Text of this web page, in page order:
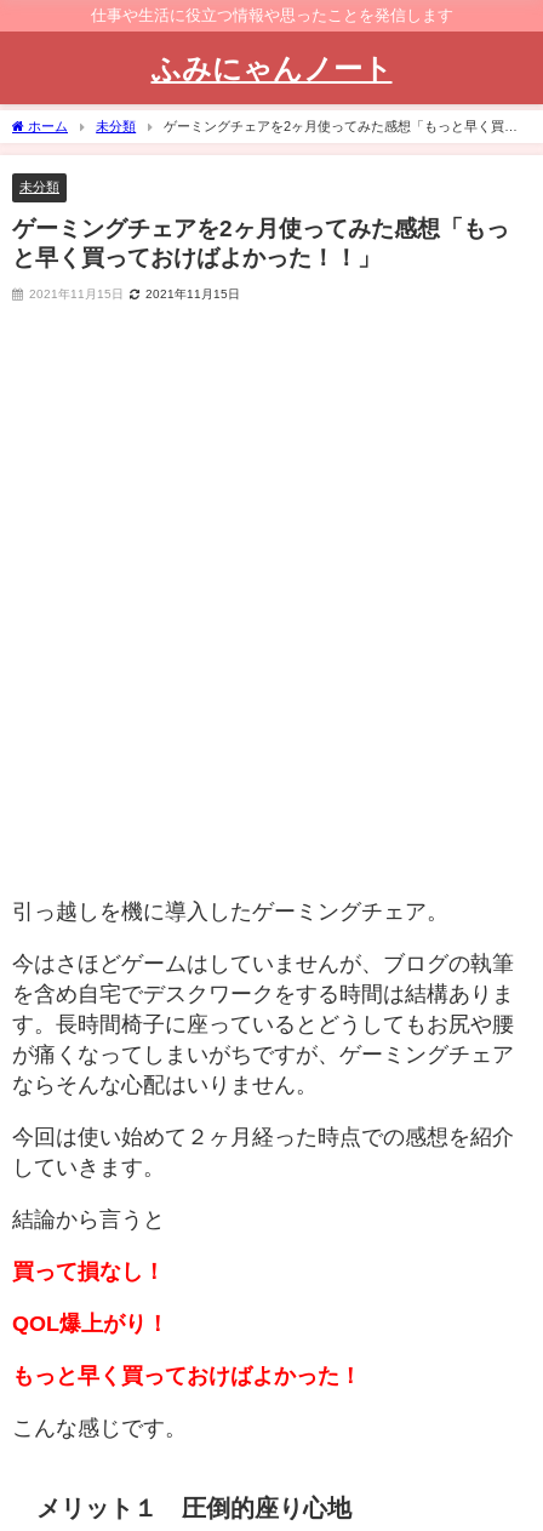
仕事や生活に役立つ情報や思ったことを発信します
ふみにゃんノート
ホーム 未分類
ゲーミングチェアを2ヶ月使ってみた感想「もっと早く買っ
ておけばよかった！！」
未分類
ゲーミングチェアを2ヶ月使ってみた感想「もっ
と早く買っておけばよかった！！」
2021年11月15日 2021年11月15日
引っ越しを機に導入したゲーミングチェア。
今はさほどゲームはしていませんが、ブログの執筆
を含め自宅でデスクワークをする時間は結構ありま
す。長時間椅子に座っているとどうしてもお尻や腰
が痛くなってしまいがちですが、ゲーミングチェア
ならそんな心配はいりません。
今回は使い始めて２ヶ月経った時点での感想を紹介
していきます。
結論から言うと
買って損なし！
QOL爆上がり！
もっと早く買っておけばよかった！
こんな感じです。
メリット１ 圧倒的座り心地